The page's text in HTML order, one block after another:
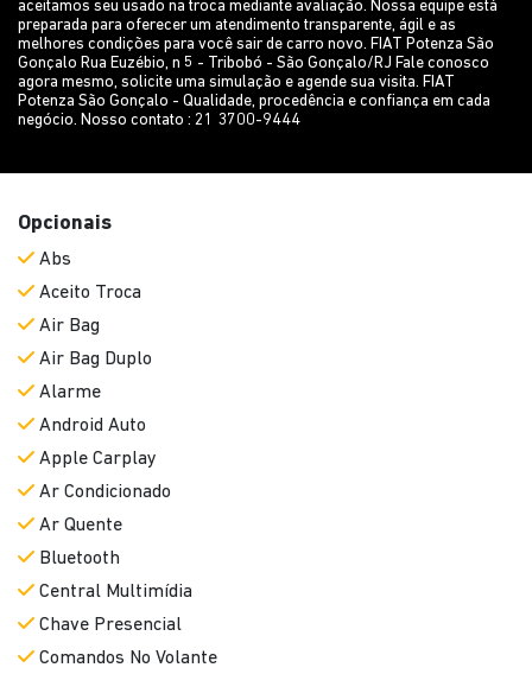
Opcionais
Abs
Air Bag Duplo
Alarme
Android Auto
Apple Carplay
Ar Condicionado
Ar Quente
Bluetooth
Central Multimídia
Chave Presencial
Comandos No Volante
Controle De Estabilidade
Controle De Som No Volante
Câmera De Ré
Desembaçador Traseiro